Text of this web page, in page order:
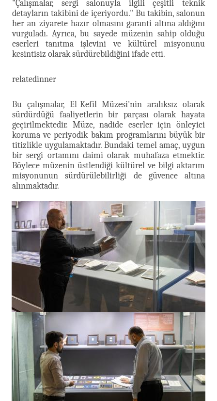
"Çalışmalar, sergi salonuyla ilgili çeşitli teknik
detayların takibini de içeriyordu." Bu takibin, salonun
her an ziyarete hazır olmasını garanti altına aldığını
vurguladı. Ayrıca, bu sayede müzenin sahip olduğu
eserleri tanıtma işlevini ve kültürel misyonunu
kesintisiz olarak sürdürebildiğini ifade etti.
relatedinner
Bu çalışmalar, El-Kefil Müzesi'nin aralıksız olarak
sürdürdüğü faaliyetlerin bir parçası olarak hayata
geçirilmektedir. Müze, nadide eserler için önleyici
koruma ve periyodik bakım programlarını büyük bir
titizlikle uygulamaktadır. Bundaki temel amaç, uygun
bir sergi ortamını daimi olarak muhafaza etmektir.
Böylece müzenin üstlendiği kültürel ve bilgi aktarım
misyonunun sürdürülebilirliği de güvence altına
alınmaktadır.